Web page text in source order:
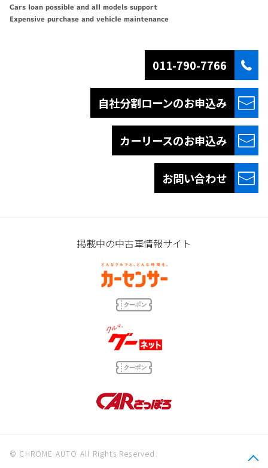
Cars loan possible and all models support
Expensive purchase and vehicle maintenance
011-790-7766
自社分割ローンのお申込み
カーリースのお申込み
お問い合わせ
掲載中の中古車情報サイト
© CHROME AUTO All Rights Reserved.